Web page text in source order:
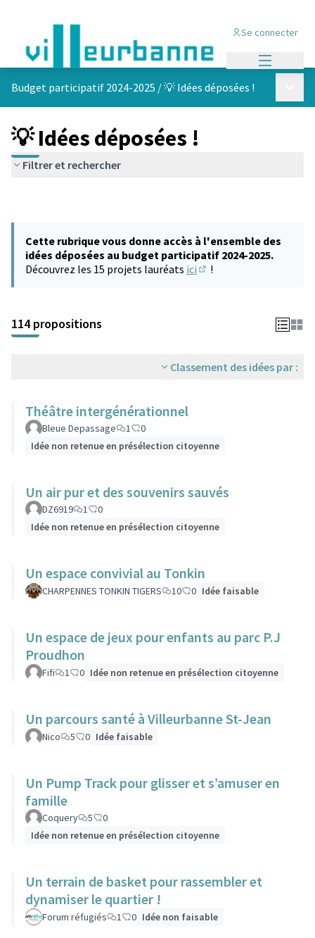
Se connecter
Budget participatif 2024-2025 /💡 Idées déposées !
💡 Idées déposées !
Filtrer et rechercher
Cette rubrique vous donne accès à l'ensemble des
idées déposées au budget participatif 2024-2025.
Découvrez les 15 projets lauréats ici !
114 propositions
Classement des idées par :
Théâtre intergénérationnel
Bleue Depassage 1
0
Idée non retenue en présélection citoyenne
Un air pur et des souvenirs sauvés
DZ6919 1
0
Idée non retenue en présélection citoyenne
Un espace convivial au Tonkin
CHARPENNES TONKIN TIGERS 10 0 Idée faisable
Un espace de jeux pour enfants au parc P.J
Proudhon
Fifi 1 0 Idée non retenue en présélection citoyenne
Un parcours santé à Villeurbanne St-Jean
Nico 5 0 Idée faisable
Un Pump Track pour glisser et s’amuser en
famille
Coquery 5
0
Idée non retenue en présélection citoyenne
Un terrain de basket pour rassembler et
dynamiser le quartier !
Forum réfugiés 1 0 Idée non faisable